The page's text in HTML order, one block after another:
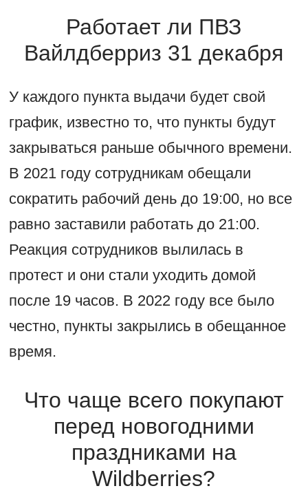
Работает ли ПВЗ
Вайлдберриз 31 декабря
У каждого пункта выдачи будет свой
график, известно то, что пункты будут
закрываться раньше обычного времени.
В 2021 году сотрудникам обещали
сократить рабочий день до 19:00, но все
равно заставили работать до 21:00.
Реакция сотрудников вылилась в
протест и они стали уходить домой
после 19 часов. В 2022 году все было
честно, пункты закрылись в обещанное
время.
Что чаще всего покупают
перед новогодними
праздниками на
Wildberries?